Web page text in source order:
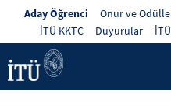
Aday Öğrenci Onur ve
İTÜ KKTC
Duyurular